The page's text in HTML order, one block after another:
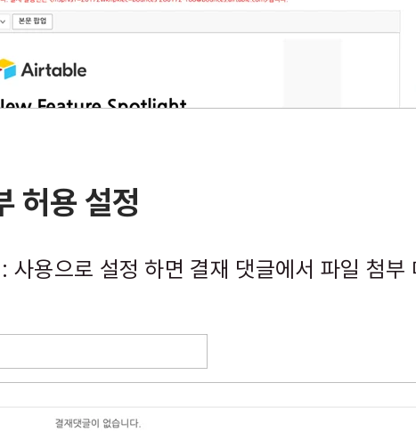
허용 설정
용으로 설정 하면 결재 댓글에서 파일 첨부